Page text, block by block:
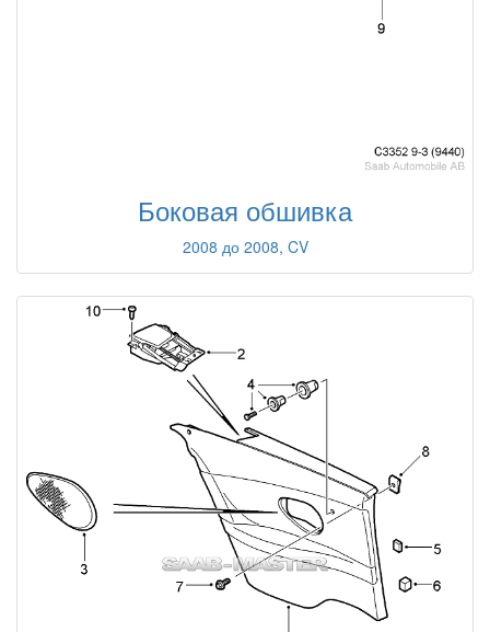
Боковая обшивка
2008 до 2008, CV